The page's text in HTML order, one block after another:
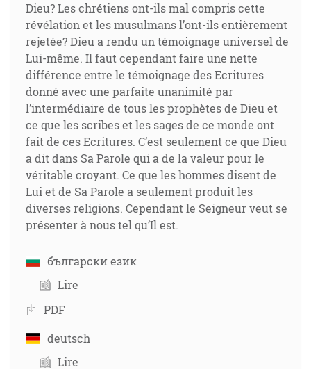
Dieu? Les chrétiens ont-ils mal compris cette
révélation et les musulmans l’ont-ils entièrement
rejetée? Dieu a rendu un témoignage universel de
Lui-même. Il faut cependant faire une nette
différence entre le témoignage des Ecritures
donné avec une parfaite unanimité par
l’intermédiaire de tous les prophètes de Dieu et
ce que les scribes et les sages de ce monde ont
fait de ces Ecritures. C’est seulement ce que Dieu
a dit dans Sa Parole qui a de la valeur pour le
véritable croyant. Ce que les hommes disent de
Lui et de Sa Parole a seulement produit les
diverses religions. Cependant le Seigneur veut se
présenter à nous tel qu’Il est.
български език
Lire
PDF
deutsch
Lire